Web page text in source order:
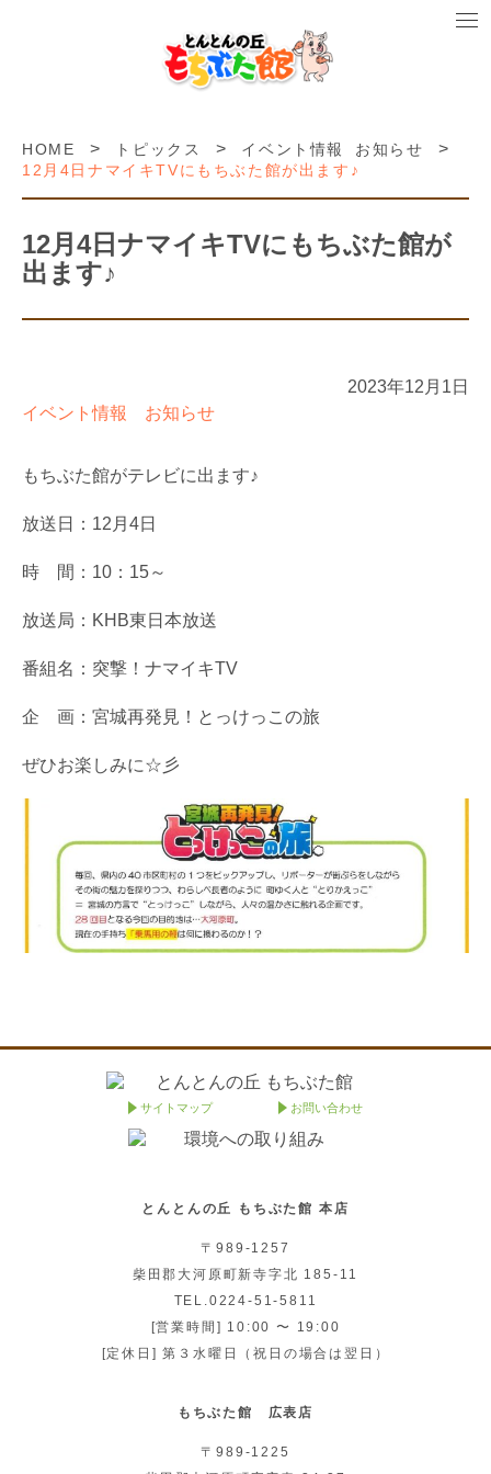
HOME > トピックス > イベント情報 お知らせ >
12月4日ナマイキTVにもちぶた館が出ます♪
12月4日ナマイキTVにもちぶた館が
出ます♪
2023年12月1日
イベント情報
お知らせ
もちぶた館がテレビに出ます♪
放送日：12月4日
時 間：10：15～
放送局：KHB東日本放送
番組名：突撃！ナマイキTV
企 画：宮城再発見！とっけっこの旅
ぜひお楽しみに☆彡
サイトマップ お問い合わせ
とんとんの丘 もちぶた館 本店
〒989-1257
柴田郡大河原町新寺字北 185-11
TEL.0224-51-5811
[営業時間] 10:00 〜 19:00
[定休日] 第３水曜日（祝日の場合は翌日）
もちぶた館 広表店
〒989-1225